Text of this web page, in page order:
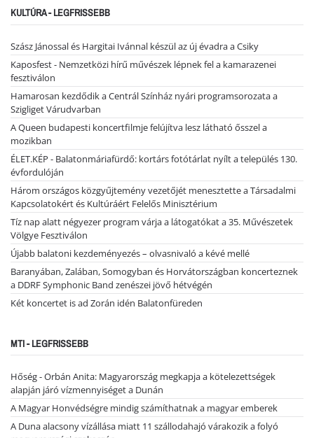
KULTÚRA - LEGFRISSEBB
Szász Jánossal és Hargitai Ivánnal készül az új évadra a Csiky
Kaposfest - Nemzetközi hírű művészek lépnek fel a kamarazenei
fesztiválon
Hamarosan kezdődik a Centrál Színház nyári programsorozata a
Szigliget Várudvarban
A Queen budapesti koncertfilmje felújítva lesz látható ősszel a
mozikban
ÉLET.KÉP - Balatonmáriafürdő: kortárs fotótárlat nyílt a település 130.
évfordulóján
Három országos közgyűjtemény vezetőjét menesztette a Társadalmi
Kapcsolatokért és Kultúráért Felelős Minisztérium
Tíz nap alatt négyezer program várja a látogatókat a 35. Művészetek
Völgye Fesztiválon
Újabb balatoni kezdeményezés – olvasnivaló a kévé mellé
Baranyában, Zalában, Somogyban és Horvátországban koncerteznek
a DDRF Symphonic Band zenészei jövő hétvégén
Két koncertet is ad Zorán idén Balatonfüreden
MTI - LEGFRISSEBB
Hőség - Orbán Anita: Magyarország megkapja a kötelezettségek
alapján járó vízmennyiséget a Dunán
A Magyar Honvédségre mindig számíthatnak a magyar emberek
A Duna alacsony vízállása miatt 11 szállodahajó várakozik a folyó